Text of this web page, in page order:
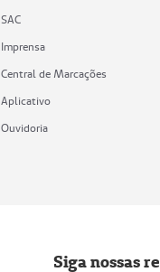
SAC
Imprensa
Central de Marcações
Aplicativo
Ouvidoria
Siga nossas